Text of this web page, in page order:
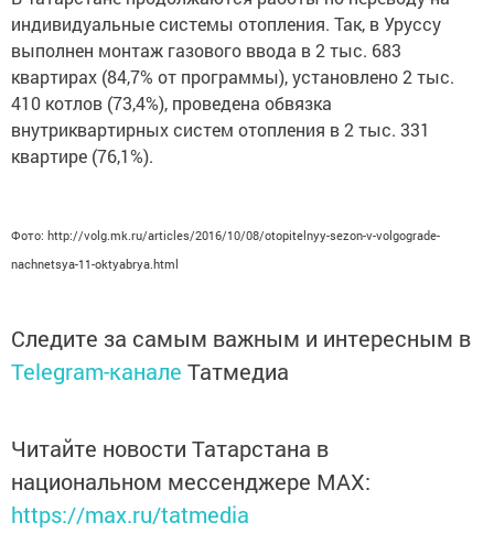
индивидуальные системы отопления. Так, в Уруссу
выполнен монтаж газового ввода в 2 тыс. 683
квартирах (84,7% от программы), установлено 2 тыс.
410 котлов (73,4%), проведена обвязка
внутриквартирных систем отопления в 2 тыс. 331
квартире (76,1%).
Фото: http://volg.mk.ru/articles/2016/10/08/otopitelnyy-sezon-v-volgograde-
nachnetsya-11-oktyabrya.html
Следите за самым важным и интересным в
Telegram-канале Татмедиа
Читайте новости Татарстана в
национальном мессенджере MАХ:
https://max.ru/tatmedia